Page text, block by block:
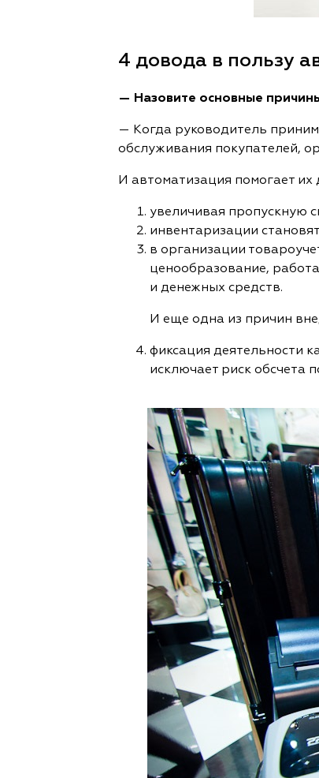
4 довода в пользу
— Назовите основные
— Когда руководитель
обслуживания покупателей,
И автоматизация помогает их
увеличивая пропускную
инвентаризации
в организации
ценообразование,
и денежных средств.
И еще одна из причин
фиксация деятельности
исключает риск обсчета